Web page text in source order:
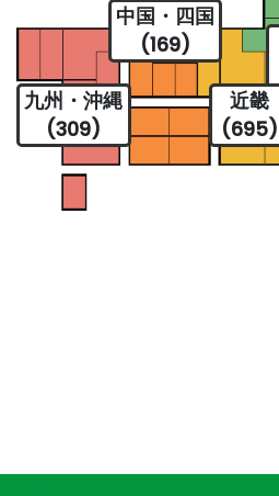
近畿
(695)
中国・四国
(169)
九州・沖縄
(309)